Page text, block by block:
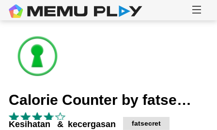
Calorie Counter by fatsecret
Kesihatan & kecergasan fatsecret